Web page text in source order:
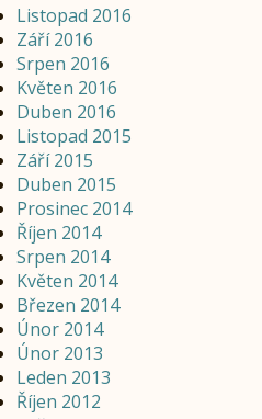
Listopad 2016
Září 2016
Srpen 2016
Květen 2016
Duben 2016
Listopad 2015
Září 2015
Duben 2015
Prosinec 2014
Říjen 2014
Srpen 2014
Květen 2014
Březen 2014
Únor 2014
Únor 2013
Leden 2013
Říjen 2012